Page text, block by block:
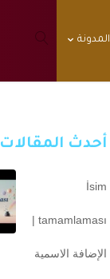
المدونة
أحدث المقالات
İsim
tamamlaması |
الإضافة الاسمية